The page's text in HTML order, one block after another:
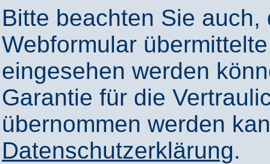
Bitte beachten Sie
Webformular
eingesehen werden
Garantie für die
übernommen werden
Datenschutzerklärung.